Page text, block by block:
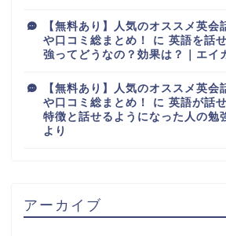
【無料あり】人気のオススメ英
や口コミ総まとめ！
に 英語を話
強ってどうなの？効果は？｜エイ
【無料あり】人気のオススメ英
や口コミ総まとめ！
に 英語が話
特徴と話せるようになった人の勉
より
アーカイブ